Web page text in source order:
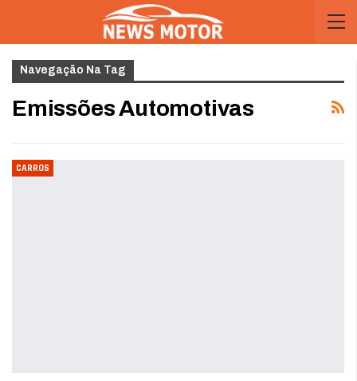
Navegação Na Tag
Emissões Automotivas
CARROS